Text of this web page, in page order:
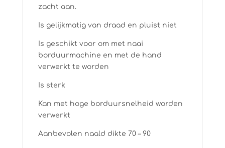
zacht aan.
Is gelijkmatig van draad en pluist niet
Is geschikt voor om met naai
borduurmachine en met de hand
verwerkt te worden
Is sterk
Kan met hoge borduursnelheid worden
verwerkt
Aanbevolen naald dikte 70 – 90